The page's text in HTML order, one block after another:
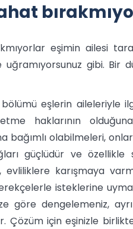
eşimin ailesi
uğramıyorsunuz gibi. Bir
eşlerin aileleriyle
haklarının
bağımlı olabilmeleri,
güçlüdür ve özellikle
karışmaya
isteklerine
göre dengelemeniz,
Çözüm için eşinizle